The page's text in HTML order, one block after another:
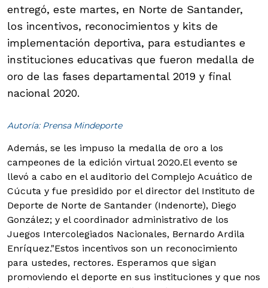
entregó, este martes, en Norte de Santander,
los incentivos, reconocimientos y kits de
implementación deportiva, para estudiantes e
instituciones educativas que fueron medalla de
oro de las fases departamental 2019 y final
nacional 2020.
Autoría: Prensa Mindeporte
Además, se les impuso la medalla de oro a los
campeones de la edición virtual 2020.El evento se
llevó a cabo en el auditorio del Complejo Acuático de
Cúcuta y fue presidido por el director del Instituto de
Deporte de Norte de Santander (Indenorte), Diego
González; y el coordinador administrativo de los
Juegos Intercolegiados Nacionales, Bernardo Ardila
Enríquez."Estos incentivos son un reconocimiento
para ustedes, rectores. Esperamos que sigan
promoviendo el deporte en sus instituciones y que nos